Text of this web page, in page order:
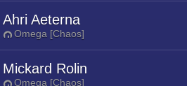
Ahri Aeterna
Omega [Chaos]
Mickard Rolin
Omega [Chaos]